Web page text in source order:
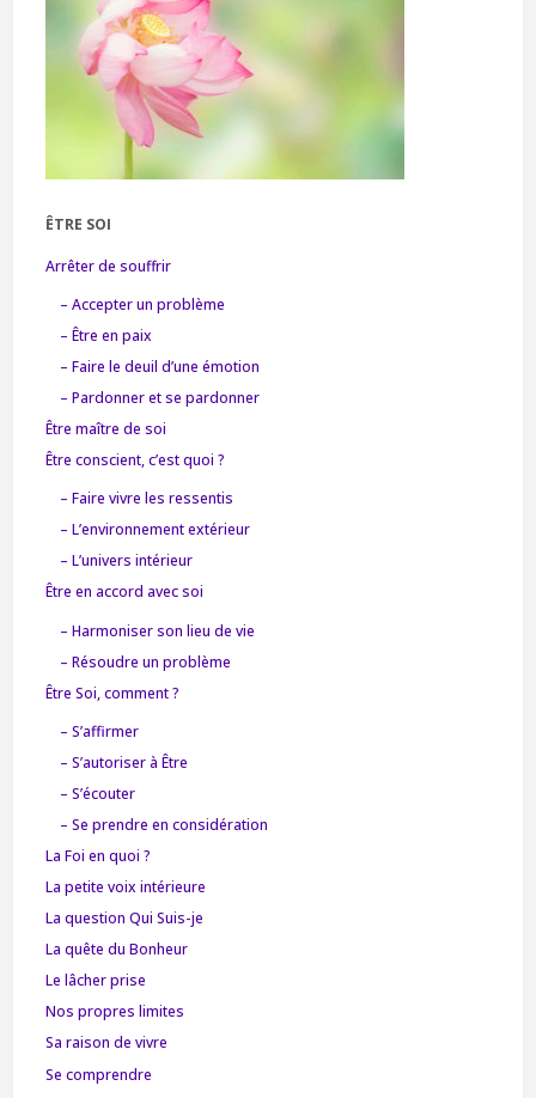
ÊTRE SOI
Arrêter de souffrir
– Accepter un problème
– Être en paix
– Faire le deuil d’une émotion
– Pardonner et se pardonner
Être maître de soi
Être conscient, c’est quoi ?
– Faire vivre les ressentis
– L’environnement extérieur
– L’univers intérieur
Être en accord avec soi
– Harmoniser son lieu de vie
– Résoudre un problème
Être Soi, comment ?
– S’affirmer
– S’autoriser à Être
– S’écouter
– Se prendre en considération
La Foi en quoi ?
La petite voix intérieure
La question Qui Suis-je
La quête du Bonheur
Le lâcher prise
Nos propres limites
Sa raison de vivre
Se comprendre